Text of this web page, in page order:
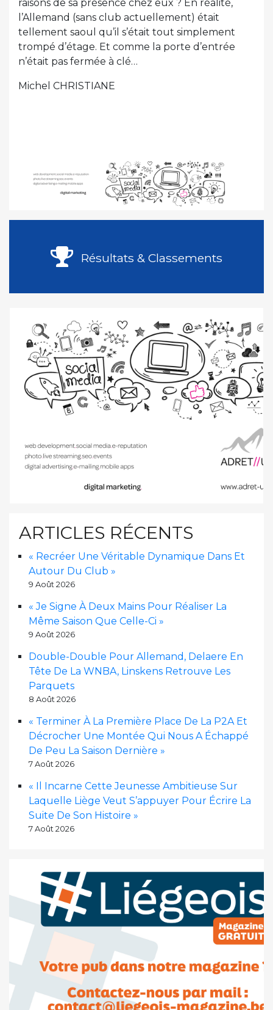
raisons de sa présence chez eux ? En réalité,
l’Allemand (sans club actuellement) était
tellement saoul qu’il s’était tout simplement
trompé d’étage. Et comme la porte d’entrée
n’était pas fermée à clé…
Michel CHRISTIANE
Résultats & Classements
ARTICLES RÉCENTS
« Recréer Une Véritable Dynamique Dans Et
Autour Du Club »
9 Août 2026
« Je Signe À Deux Mains Pour Réaliser La
Même Saison Que Celle-Ci »
9 Août 2026
Double-Double Pour Allemand, Delaere En
Tête De La WNBA, Linskens Retrouve Les
Parquets
8 Août 2026
« Terminer À La Première Place De La P2A Et
Décrocher Une Montée Qui Nous A Échappé
De Peu La Saison Dernière »
7 Août 2026
« Il Incarne Cette Jeunesse Ambitieuse Sur
Laquelle Liège Veut S’appuyer Pour Écrire La
Suite De Son Histoire »
7 Août 2026